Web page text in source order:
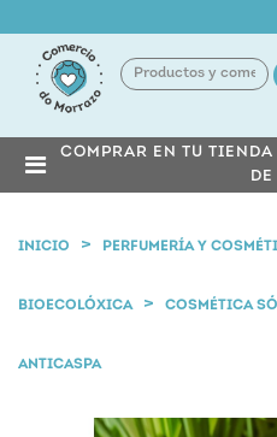
COMPRAR EN TU
INICIO PERFUMERÍA Y
BIOECOLÓXICA COSMÉTICA
ANTICASPA